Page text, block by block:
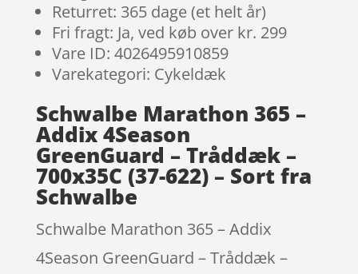
Returret: 365 dage (et helt år)
Fri fragt: Ja, ved køb over kr. 299
Vare ID: 4026495910859
Varekategori: Cykeldæk
Schwalbe Marathon 365 –
Addix 4Season
GreenGuard – Tråddæk –
700x35C (37-622) – Sort fra
Schwalbe
Schwalbe Marathon 365 – Addix
4Season GreenGuard – Tråddæk –